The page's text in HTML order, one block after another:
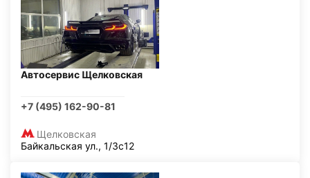
Автосервис Щелковская
+7 (495) 162-90-81
Щелковская
Байкальская ул., 1/3с12